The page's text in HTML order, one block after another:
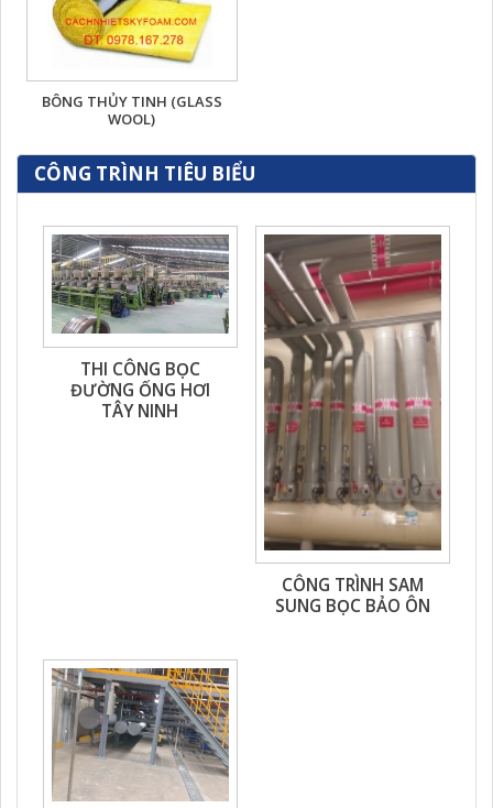
BÔNG THỦY TINH (GLASS
WOOL)
CÔNG TRÌNH TIÊU BIỂU
THI CÔNG BỌC
ĐƯỜNG ỐNG HƠI
TÂY NINH
CÔNG TRÌNH SAM
SUNG BỌC BẢO ÔN